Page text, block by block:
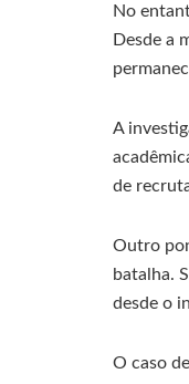
No
Desde a
A
de
Outro
batalha.
desde o
O caso